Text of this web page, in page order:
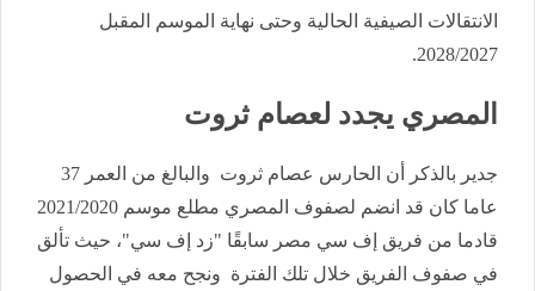
الانتقالات الصيفية الحالية وحتى نهاية الموسم المقبل
2028/2027.
المصري يجدد لعصام ثروت
جدير بالذكر أن الحارس عصام ثروت والبالغ من العمر 37
عاما كان قد انضم لصفوف المصري مطلع موسم 2021/2020
قادما من فريق إف سي مصر سابقًا "زد إف سي"، حيث تألق
في صفوف الفريق خلال تلك الفترة ونجح معه في الحصول